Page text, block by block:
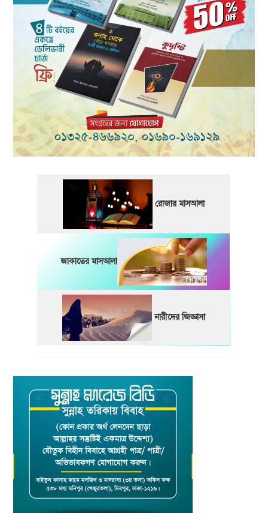
রোজার মাসআলা
জাকাতের মাসআলা
নারীদের জিজ্ঞাসা